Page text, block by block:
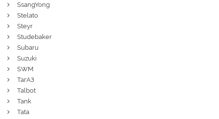
SsangYong
Stelato
Steyr
Studebaker
Subaru
Suzuki
SWM
ТагАЗ
Talbot
Tank
Tata